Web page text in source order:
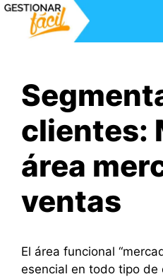
Saltar
clientes:
área
ventas
El área funcional
esencial en todo tipo de